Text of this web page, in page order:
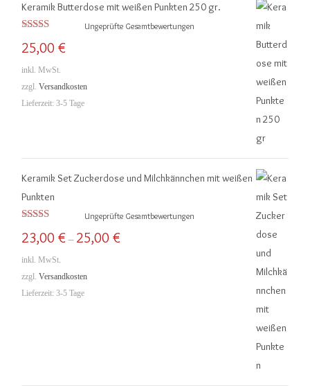
Keramik Butterdose mit weißen Punkten 250 gr.
5.00von 5
Ungeprüfte Gesamtbewertungen
25,00 €
inkl. MwSt.
zzgl. Versandkosten
Lieferzeit: 3-5 Tage
Keramik Set Zuckerdose und Milchkännchen mit weißen
Punkten
5.00von 5
Ungeprüfte Gesamtbewertungen
23,00 € – 25,00 €
inkl. MwSt.
zzgl. Versandkosten
Lieferzeit: 3-5 Tage